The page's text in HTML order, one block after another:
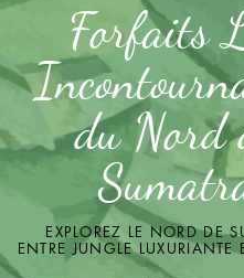
Forfaits
du Nord
EXPLOREZ LE NORD DE
ENTRE JUNGLE LUXURIANTE